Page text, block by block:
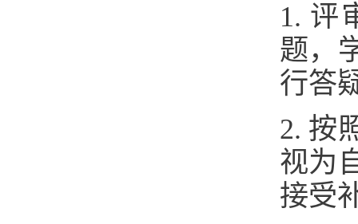
1. 评
题，
行答
2. 按
视为
接受